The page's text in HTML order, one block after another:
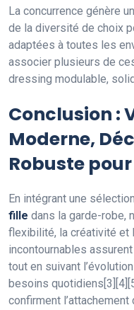
La concurrence génère
de la diversité de choix
adaptées à toutes les
associer plusieurs de
dressing modulable,
Conclusion :
Moderne,
Robuste
En intégrant une
fille dans la garde-robe,
flexibilité, la créativité et
incontournables
tout en suivant
besoins
confirment